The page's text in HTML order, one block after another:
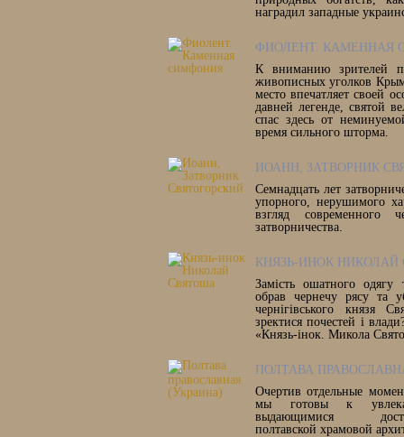
наградил западные
ФИОЛЕНТ. КАМЕННАЯ
К вниманию зрителей
живописных уголков
место впечатляет своей
давней легенде, святой
спас здесь от
время сильного шторма.
ИОАНН, ЗАТВОРНИК
Семнадцать лет
упорного, нерушимого
взгляд современного
затворничества.
КНЯЗЬ-ИНОК
Замість ошатного
обрав чернечу рясу та
чернігівського князя
зректися почестей і
«Князь-інок. Микола
ПОЛТАВА
Очертив отдельные
мы готовы к
выдающимися
полтавской храмовой